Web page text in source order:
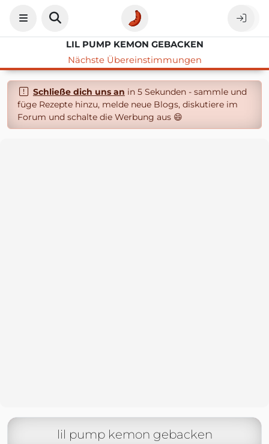
LIL PUMP KEMON GEBACKEN
Nächste Übereinstimmungen
Schließe dich uns an in 5 Sekunden - sammle und
füge Rezepte hinzu, melde neue Blogs, diskutiere im
Forum und schalte die Werbung aus 😄
lil pump kemon gebacken